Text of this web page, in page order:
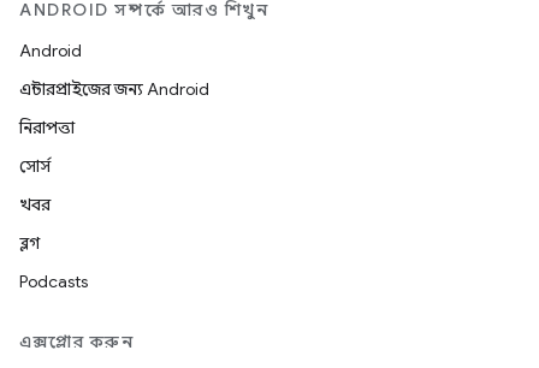
ANDROID সম্পর্কে আরও শিখুন
Android
এন্টারপ্রাইজের জন্য Android
নিরাপত্তা
সোর্স
খবর
ব্লগ
Podcasts
এক্সপ্লোর করুন